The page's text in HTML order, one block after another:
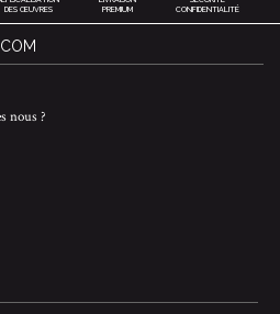
DES ŒUVRES
PREMIUM
CONFIDENTIALITÉ
nous ?